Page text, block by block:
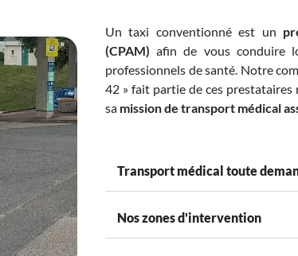
Un taxi conventionné est un
(CPAM) afin de vous conduire
professionnels de santé. Notre
42 » fait partie de ces
sa mission de transport médical
Transport médical toute
Nos zones d'intervention